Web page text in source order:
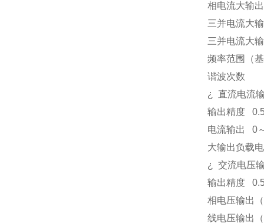
相电流大输
三并电流大
三并电流大
频率范围（
谐波次数
¿
直流电流
输出精度
电流输出 0
大输出负载
¿
交流电压
输出精度
相电压输出
线电压输出